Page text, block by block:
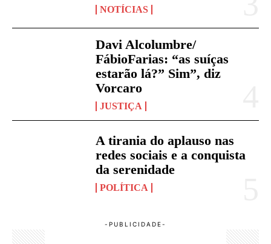
NOTÍCIAS
Davi Alcolumbre/
FábioFarias: “as suíças
estarão lá?” Sim”, diz
Vorcaro
JUSTIÇA
A tirania do aplauso nas
redes sociais e a conquista
da serenidade
POLÍTICA